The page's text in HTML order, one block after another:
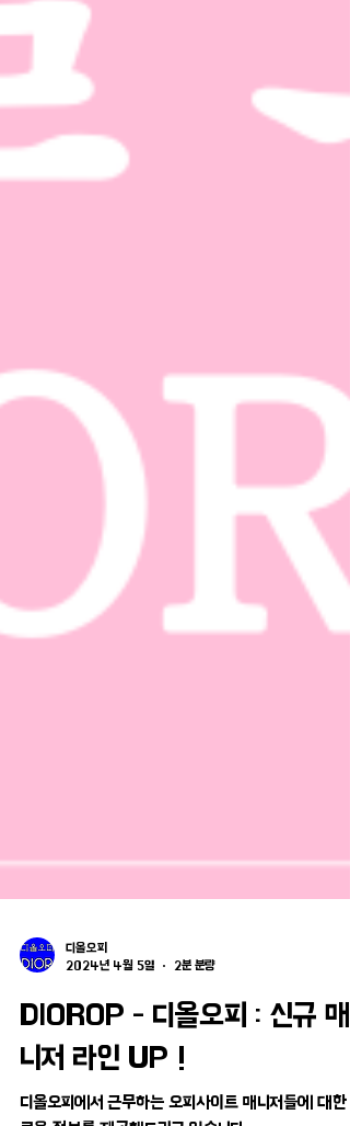
2024년 4월 5일
2분 분량
DIOROP - 디올오피 : 신규 매
니저 라인 UP !